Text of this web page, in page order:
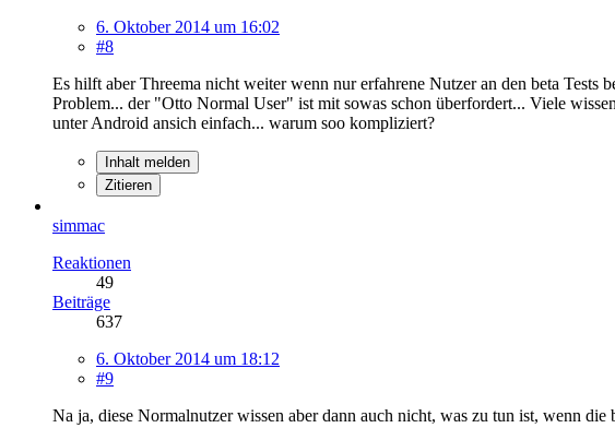
6. Oktober 2014 um 16:02
#8
Es hilft aber Threema nicht weiter wenn nur erfahrene Nutzer an den beta
Problem... der "Otto Normal User" ist mit sowas schon überfordert... Viele
unter Android ansich einfach... warum soo kompliziert?
Inhalt melden
Zitieren
simmac
Reaktionen
49
Beiträge
637
6. Oktober 2014 um 18:12
#9
Na ja, diese Normalnutzer wissen aber dann auch nicht, was zu tun ist, wenn